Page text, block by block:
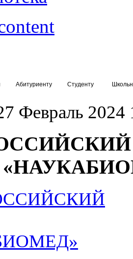
Абитуриенту Студенту
Февраль 2024